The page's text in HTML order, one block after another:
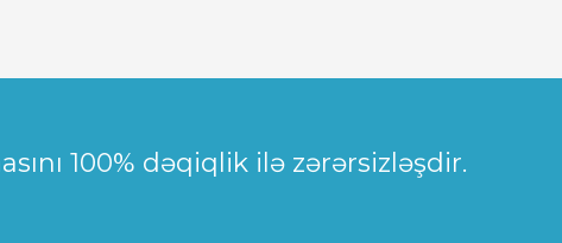
100% dəqiqlik ilə zərərsizləşdir.